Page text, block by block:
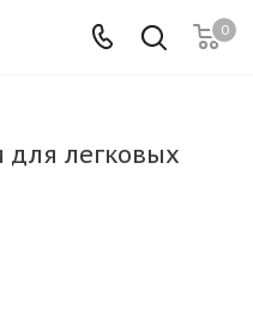
0
легковых